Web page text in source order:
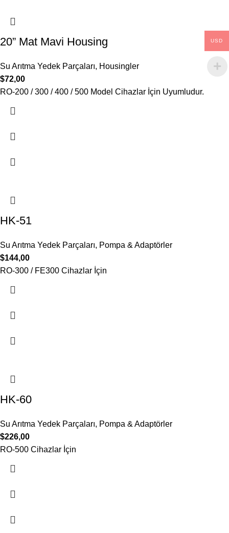
20” Mat Mavi Housing
Su Arıtma Yedek Parçaları, Housingler
$72,00
RO-200 / 300 / 400 / 500 Model Cihazlar İçin Uyumludur.
HK-51
Su Arıtma Yedek Parçaları, Pompa & Adaptörler
$144,00
RO-300 / FE300 Cihazlar İçin
HK-60
Su Arıtma Yedek Parçaları, Pompa & Adaptörler
$226,00
RO-500 Cihazlar İçin
USD